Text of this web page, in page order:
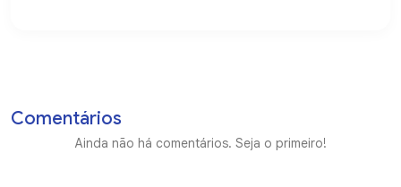
Comentários
Ainda não há comentários. Seja o primeiro!